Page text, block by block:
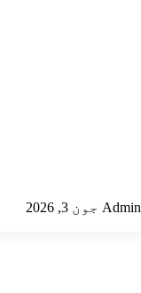
Admin جون 3, 2026